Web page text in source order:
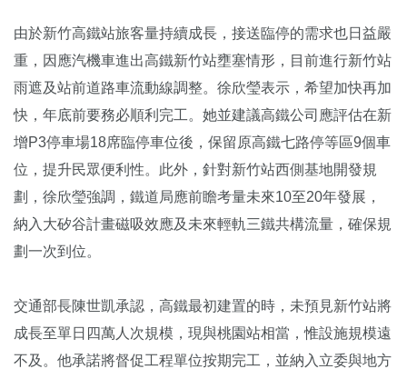
由於新竹高鐵站旅客量持續成長，接送臨停的需求也日益嚴
重，因應汽機車進出高鐵新竹站壅塞情形，目前進行新竹站
雨遮及站前道路車流動線調整。徐欣瑩表示，希望加快再加
快，年底前要務必順利完工。她並建議高鐵公司應評估在新
增P3停車場18席臨停車位後，保留原高鐵七路停等區9個車
位，提升民眾便利性。此外，針對新竹站西側基地開發規
劃，徐欣瑩強調，鐵道局應前瞻考量未來10至20年發展，
納入大矽谷計畫磁吸效應及未來輕軌三鐵共構流量，確保規
劃一次到位。
交通部長陳世凱承認，高鐵最初建置的時，未預見新竹站將
成長至單日四萬人次規模，現與桃園站相當，惟設施規模遠
不及。他承諾將督促工程單位按期完工，並納入立委與地方